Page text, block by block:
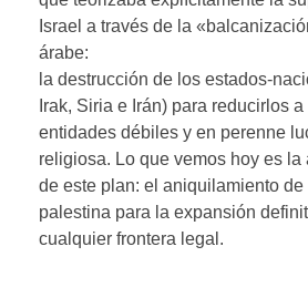
Israel a través de la
árabe:
la destrucción de los estados-
Irak, Siria e Irán) para reducirlos
entidades débiles y en perenne
religiosa. Lo que vemos hoy es la
de este plan: el aniquilamiento
palestina para la expansión
cualquier frontera legal.